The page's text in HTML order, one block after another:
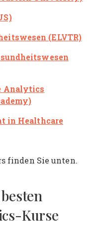
(ELVTR)
Analytics
in Healthcare
finden Sie unten.
Kurse